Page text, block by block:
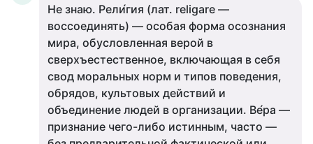
Не знаю. Рели́гия (лат. religare —
воссоединять) — особая форма осознания
мира, обусловленная верой в
сверхъестественное, включающая в себя
свод моральных норм и типов поведения,
обрядов, культовых действий и
объединение людей в организации. Ве́ра —
признание чего-либо истинным, часто —